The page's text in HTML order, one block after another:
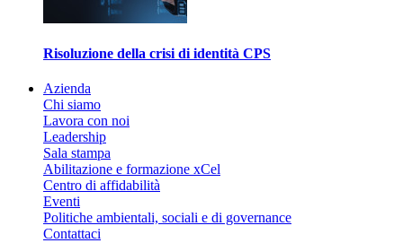
Risoluzione della crisi di identità CPS
Azienda
Chi siamo
Lavora con noi
Leadership
Sala stampa
Abilitazione e formazione xCel
Centro di affidabilità
Eventi
Politiche ambientali, sociali e di governance
Contattaci